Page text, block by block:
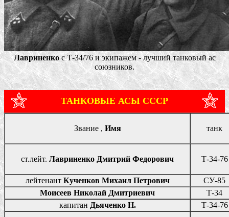
Лавриненкос Т-34/76 и экипажем - лучший танковый ас
союзников.
ТАНКОВЫЕ АСЫ СССР
Звание , Имя танк
ст.лейт. Лавриненко Дмитрий Федорович Т-34-76
лейтенант Кученков Михаил Петрович
СУ-85
Моисеев Николай Дмитриевич
Т-34
капитан Дьяченко Н. Т-34-76